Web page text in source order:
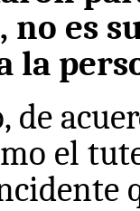
no es
la
de
el